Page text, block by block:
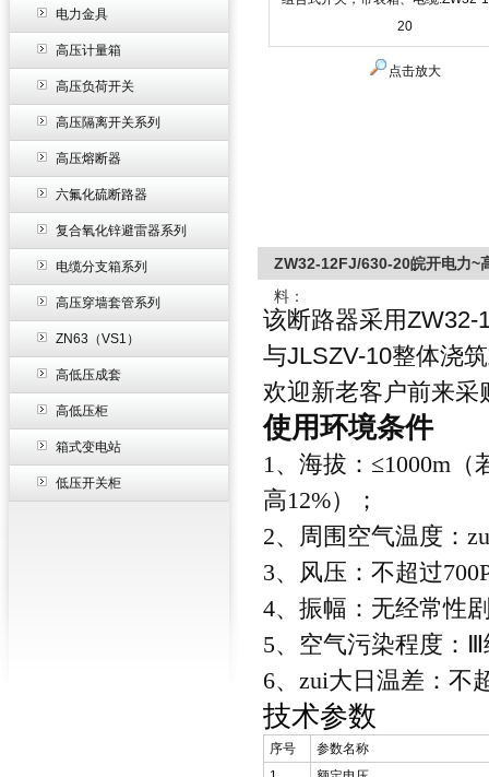
电力金具
高压计量箱
高压负荷开关
高压隔离开关系列
高压熔断器
六氟化硫断路器
复合氧化锌避雷器系列
电缆分支箱系列
高压穿墙套管系列
ZN63（VS1）
高低压成套
高低压柜
箱式变电站
低压开关柜
点击放大
ZW32-12FJ/630-20皖开电力~
料：
该断路器采用ZW32-
与JLSZV-10整体浇
欢迎新老客户前来采
使用环境条件
1、海拔：≤1000m
高12%）；
2、周围空气温度：
3、风压：不超过
4、振幅：无经常性
5、空气污染程度：
6、zui大日温差：不
技术参数
序号
参数名称